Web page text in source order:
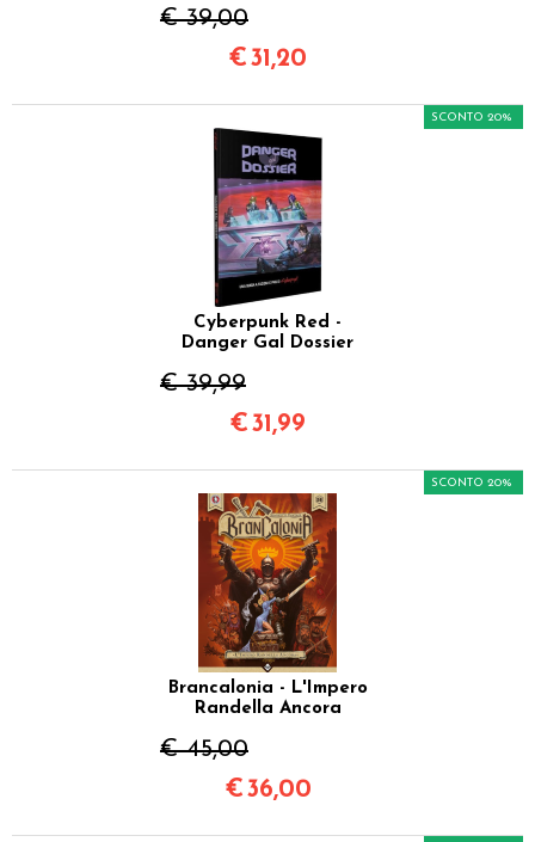
€ 39,00
€31,20
Cyberpunk Red -
Danger Gal Dossier
€ 39,99
SCONTO 20%
€31,99
Brancalonia - L'Impero
Randella Ancora
€ 45,00
SCONTO 20%
€36,00